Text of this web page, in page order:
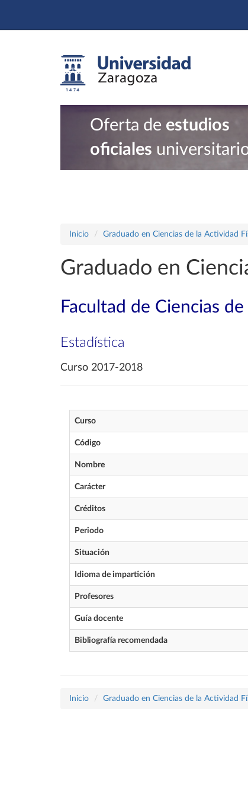
Oferta de estudios
oficiales
Inicio Graduado en Ciencias de la Actividad
Graduado en
Facultad de Ciencias
Estadística
Curso 2017-2018
Curso
Código
Nombre
Carácter
Créditos
Periodo
Situación
Idioma de impartición
Profesores
Guía docente
Bibliografía recomendada
Inicio Graduado en Ciencias de la Actividad